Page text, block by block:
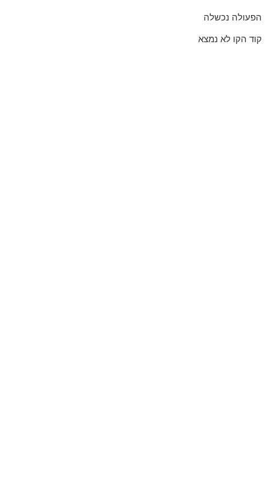
הפעולה נכשלה
קוד הקו לא נמצא